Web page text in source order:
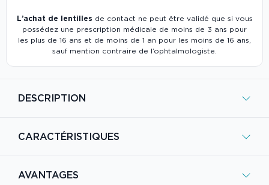
DESCRIPTION
CARACTÉRISTIQUES
AVANTAGES
L’achat de lentilles de contact ne peut être validé que si vous
possédez une prescription médicale de moins de 3 ans pour
les plus de 16 ans et de moins de 1 an pour les moins de 16 ans,
sauf mention contraire de l’ophtalmologiste.